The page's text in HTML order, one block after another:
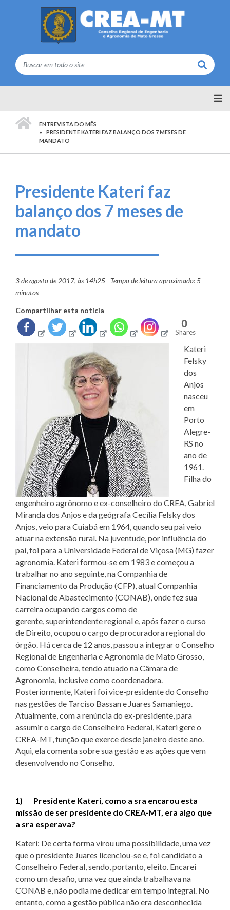
Buscar
ENTREVISTA DO MÊS
PRESIDENTE KATERI FAZ BALANÇO DOS 7 MESES DE
MANDATO
Presidente Kateri faz
balanço dos 7 meses de
mandato
3 de agosto de 2017, às 14h25 - Tempo de leitura aproximado: 5
minutos
Compartilhar esta notícia
0
Shares
Kateri
Felsky
dos
Anjos
nasceu
em
Porto
Alegre-
RS no
ano de
1961.
Filha do
engenheiro agrônomo e ex-conselheiro do CREA, Gabriel
Miranda dos Anjos e da geógrafa Cecília Felsky dos
Anjos, veio para Cuiabá em 1964, quando seu pai veio
atuar na extensão rural. Na juventude, por influência do
pai, foi para a Universidade Federal de Viçosa (MG) fazer
agronomia. Kateri formou-se em 1983 e começou a
trabalhar no ano seguinte, na Companhia de
Financiamento da Produção (CFP), atual Companhia
Nacional de Abastecimento (CONAB), onde fez sua
carreira ocupando cargos como de
gerente, superintendente regional e, após fazer o curso
de Direito, ocupou o cargo de procuradora regional do
órgão. Há cerca de 12 anos, passou a integrar o Conselho
Regional de Engenharia e Agronomia de Mato Grosso,
como Conselheira, tendo atuado na Câmara de
Agronomia, inclusive como coordenadora.
Posteriormente, Kateri foi vice-presidente do Conselho
nas gestões de Tarciso Bassan e Juares Samaniego.
Atualmente, com a renúncia do ex-presidente, para
assumir o cargo de Conselheiro Federal, Kateri gere o
CREA-MT, função que exerce desde janeiro deste ano.
Aqui, ela comenta sobre sua gestão e as ações que vem
desenvolvendo no Conselho.
1) Presidente Kateri, como a sra encarou esta
missão de ser presidente do CREA-MT, era algo que
a sra esperava?
Kateri: De certa forma virou uma possibilidade, uma vez
que o presidente Juares licenciou-se e, foi candidato a
Conselheiro Federal, sendo, portanto, eleito. Encarei
como um desafio, uma vez que ainda trabalhava na
CONAB e, não podia me dedicar em tempo integral. No
entanto, como a gestão pública não era desconhecida